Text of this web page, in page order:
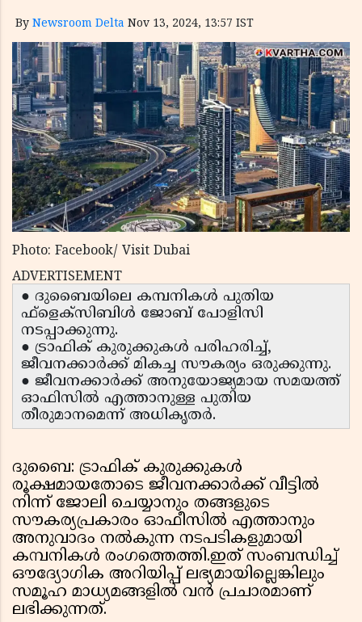
By Newsroom Delta Nov 13, 2024, 13:57 IST
Photo: Facebook/ Visit Dubai
ADVERTISEMENT
● ദുബൈയിലെ കമ്പനികൾ പുതിയ
ഫ്‌ളെക്‌സിബിൾ ജോബ് പോളിസി
നടപ്പാക്കുന്നു.
● ട്രാഫിക് കുരുക്കുകൾ പരിഹരിച്ച്,
ജീവനക്കാർക്ക് മികച്ച സൗകര്യം ഒരുക്കുന്നു.
● ജീവനക്കാർക്ക് അനുയോജ്യമായ സമയത്ത്
ഓഫിസിൽ എത്താനുള്ള പുതിയ
തീരുമാനമെന്ന് അധികൃതർ.
ദുബൈ: ട്രാഫിക് കുരുക്കുകൾ
രൂക്ഷമായതോടെ ജീവനക്കാർക്ക് വീട്ടിൽ
നിന്ന് ജോലി ചെയ്യാനും തങ്ങളുടെ
സൗകര്യപ്രകാരം ഓഫീസിൽ എത്താനും
അനുവാദം നൽകുന്ന നടപടികളുമായി
കമ്പനികൾ രംഗത്തെത്തി.ഇത് സംബന്ധിച്ച്
ഔദ്യോഗിക അറിയിപ്പ് ലഭ്യമായില്ലെങ്കിലും
സമൂഹ മാധ്യമങ്ങളിൽ വൻ പ്രചാരമാണ്
ലഭിക്കുന്നത്.